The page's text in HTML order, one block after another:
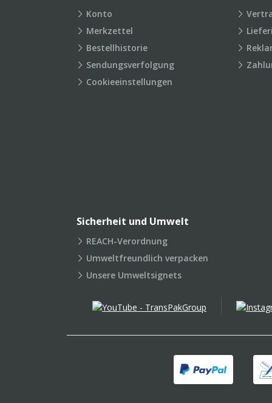
Konto
Merkzettel
Bestellhistorie
Sendungsverfolgung
Cookieeinstellungen
Sicherheit und Umwelt
REACH-Verordnung
Umweltfreundlich verpacken
Unsere Umweltsignets